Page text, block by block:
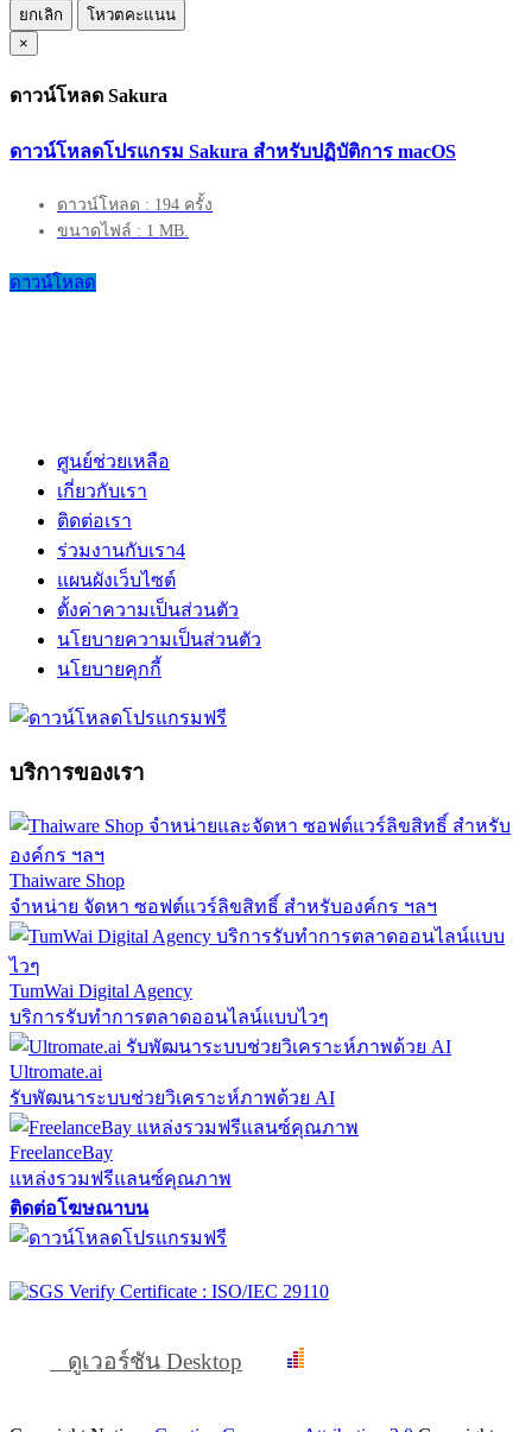
ยกเลิก
โหวตคะแนน
×
ดาวน์โหลด Sakura
ดาวน์โหลดโปรแกรม Sakura สำหรับปฏิบัติการ macOS
ดาวน์โหลด : 194 ครั้ง
ขนาดไฟล์ : 1 MB.
ดาวน์โหลด
ศูนย์ช่วยเหลือ
เกี่ยวกับเรา
ติดต่อเรา
ร่วมงานกับเรา4
แผนผังเว็บไซต์
ตั้งค่าความเป็นส่วนตัว
นโยบายความเป็นส่วนตัว
นโยบายคุกกี้
บริการของเรา
Thaiware Shop
จำหน่าย จัดหา ซอฟต์แวร์ลิขสิทธิ์ สำหรับองค์กร ฯลฯ
TumWai Digital Agency
บริการรับทำการตลาดออนไลน์แบบไวๆ
Ultromate.ai
รับพัฒนาระบบช่วยวิเคราะห์ภาพด้วย AI
FreelanceBay
แหล่งรวมฟรีแลนซ์คุณภาพ
ติดต่อโฆษณาบน
ดูเวอร์ชัน Desktop